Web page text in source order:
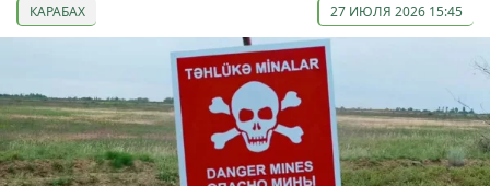
КАРАБАХ 27 ИЮЛЯ 2026 15:45